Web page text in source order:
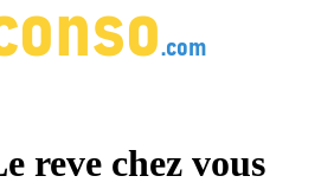
reve chez vous